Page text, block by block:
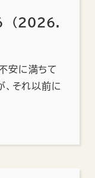
（2026.
安に満ちて
、それ以前に